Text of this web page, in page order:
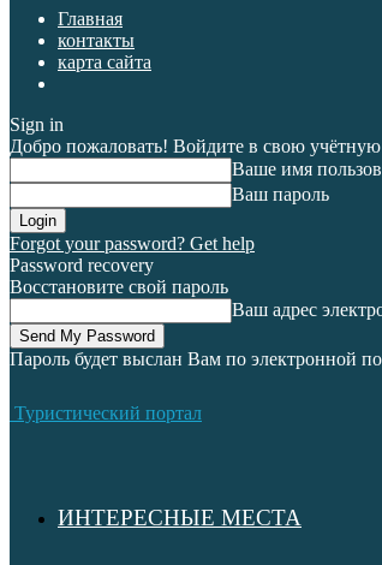
Главная
контакты
карта сайта
Sign in
Добро пожаловать! Войдите в свою учётную
Ваше имя
Ваш пароль
Forgot your password? Get help
Password recovery
Восстановите свой пароль
Ваш адрес
Пароль будет выслан Вам по электронной
Туристический портал
ИНТЕРЕСНЫЕ МЕСТА